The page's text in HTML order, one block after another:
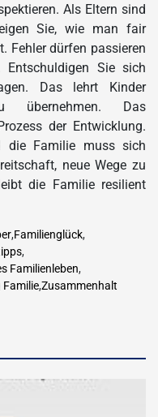
Als Eltern sind
Sie, wie man fair
Fehler dürfen passieren
Sie sich
Das lehrt Kinder
übernehmen. Das
der Entwicklung.
die Familie muss sich
neue Wege zu
die Familie resilient
,Familienglück,
,
Familienleben,
,Zusammenhalt